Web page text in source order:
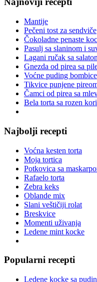
Mantije
Pečeni tost za sendviče
Čokoladne penaste
Pasulj sa slaninom i
Lagani ručak sa
Gnezda od pirea sa
Voćne puding bombice
Tikvice punjene
Čamci od pirea sa
Bela torta sa rozen
Najbolji recepti
Voćna kesten torta
Moja tortica
Potkovica sa
Rafaelo torta
Zebra keks
Oblande mix
Slani veštičiji rolat
Breskvice
Momenti uživanja
Ledene mint kocke
Popularni recepti
Ledene kocke sa